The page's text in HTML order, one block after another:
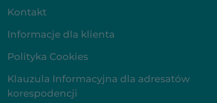
Kontakt
Informacje dla klienta
Polityka Cookies
Klauzula Informacyjna dla adresatów
korespodencji